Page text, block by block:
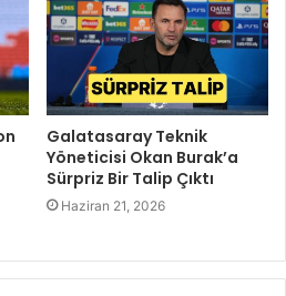
Galatasaray Teknik
Yöneticisi Okan Burak’a
Sürpriz Bir Talip Çıktı
Haziran 21, 2026